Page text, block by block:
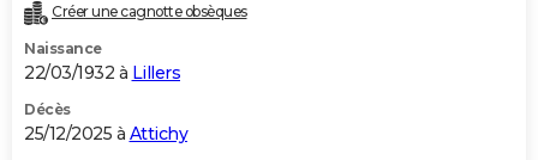
Créer une cagnotte obsèques
Naissance
22/03/1932 à Lillers
Décès
25/12/2025 à Attichy